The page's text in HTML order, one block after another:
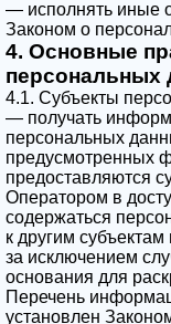
— исполнять иные
Законом о
4. Основные
персональных
4.1. Субъекты
— получать
персональных
предусмотренных
предоставляются
Оператором в
содержаться
к другим
за исключением
основания для
Перечень
установлен